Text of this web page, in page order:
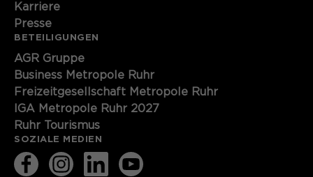
Karriere
Presse
BETEILIGUNGEN
AGR Gruppe
Business Metropole Ruhr
Freizeitgesellschaft Metropole Ruhr
IGA Metropole Ruhr 2027
Ruhr Tourismus
SOZIALE MEDIEN